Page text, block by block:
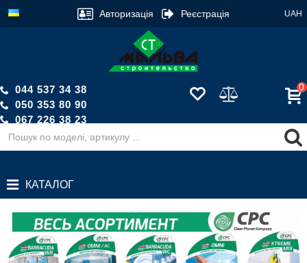
UAH
Авторизація Реєстрація
044 537 34 38
050 353 80 90
067 226 38 23
Зворотній дзвінок
0
КАТАЛОГ